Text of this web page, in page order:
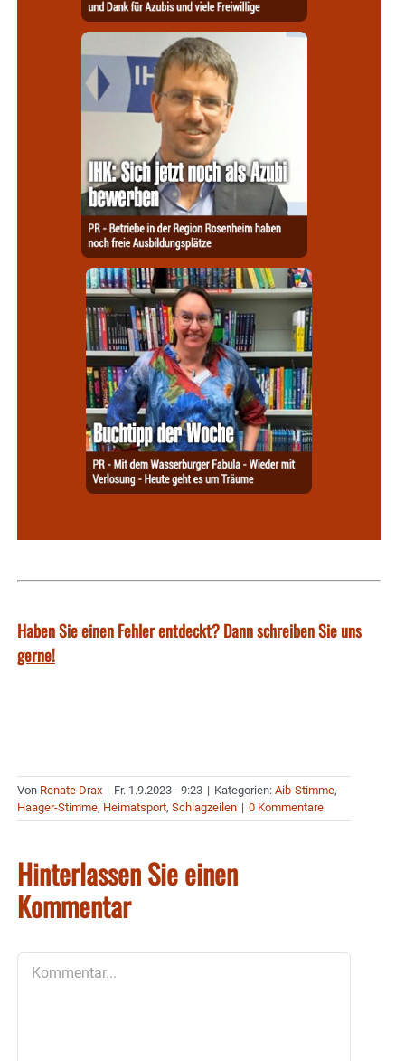
Haben Sie einen Fehler entdeckt? Dann schreiben Sie uns
gerne!
Von Renate Drax | Fr. 1.9.2023 - 9:23 | Kategorien: Aib-Stimme,
Haager-Stimme, Heimatsport, Schlagzeilen | 0 Kommentare
Hinterlassen Sie einen
Kommentar